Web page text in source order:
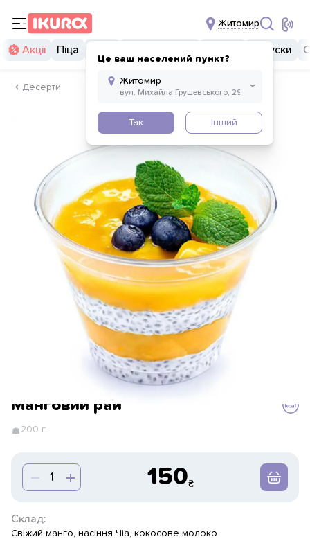
Житомир
Це ваш населений пункт?
Так Інший
Акції Піца Закуски
Десерти
Манговий рай
200 г
150
Склад:
Свіжий манго, насіння Чіа, кокосове молоко